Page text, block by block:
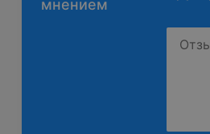
мнением